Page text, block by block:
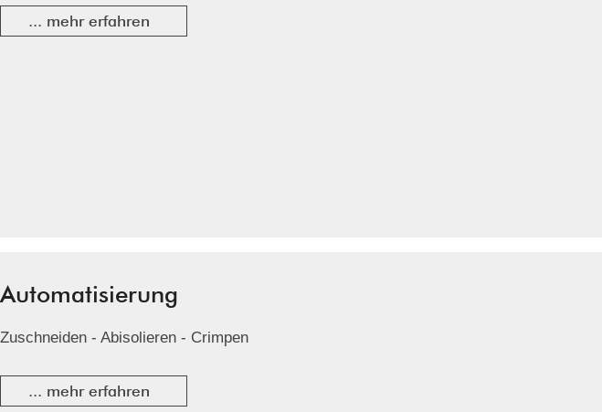
... mehr erfahren
Automatisierung
Zuschneiden - Abisolieren - Crimpen
... mehr erfahren